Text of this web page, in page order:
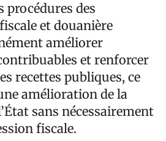
procédures des
et douanière
améliorer
et renforcer
recettes publiques, ce
amélioration de la
sans nécessairement
fiscale.